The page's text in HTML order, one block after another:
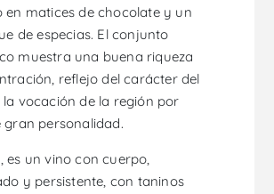
en matices de chocolate y un
de especias. El conjunto
muestra una buena riqueza
reflejo del carácter del
vocación de la región por
gran personalidad.
es un vino con cuerpo,
y persistente, con taninos